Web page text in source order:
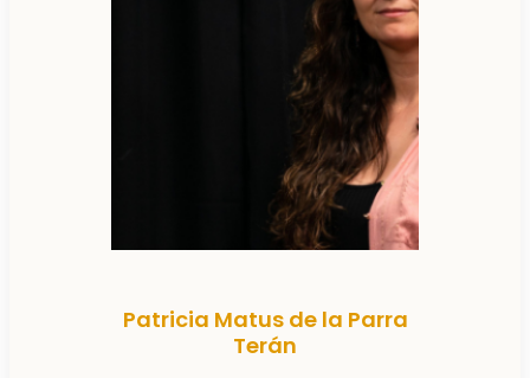
Patricia Matus de la Parra
Terán